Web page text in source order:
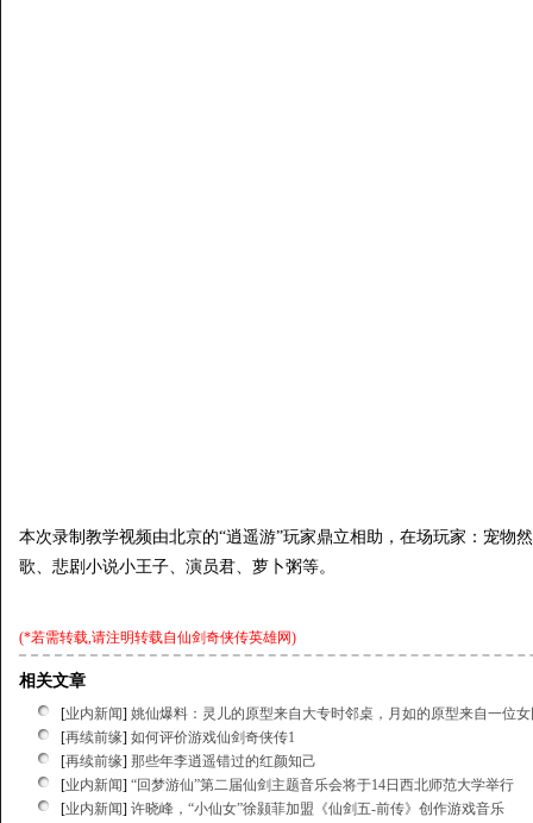
本次录制教学视频由北京的“逍遥游”玩家鼎立相助，在场玩家：宠物
歌、悲剧小说小王子、演员君、萝卜粥等。
(*若需转载,请注明转载自仙剑奇侠传英雄网)
相关文章
[业内新闻] 姚仙爆料：灵儿的原型来自大专时邻桌，月如的原型来自一位
[再续前缘] 如何评价游戏仙剑奇侠传1
[再续前缘] 那些年李逍遥错过的红颜知己
[业内新闻] “回梦游仙”第二届仙剑主题音乐会将于14日西北师范大学举行
[业内新闻] 许晓峰，“小仙女”徐颢菲加盟《仙剑五-前传》创作游戏音乐